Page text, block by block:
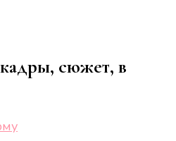
спорте, стиле, отдыхе и
сюжет, в